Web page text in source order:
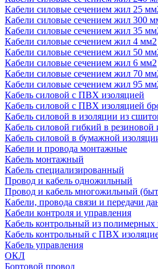
Кабели силовые сечением жил 25
Кабели силовые сечением жил 300
Кабели силовые сечением жил 35
Кабели силовые сечением жил 4 мм2
Кабели силовые сечением жил 50
Кабели силовые сечением жил 6 мм2
Кабели силовые сечением жил 70
Кабели силовые сечением жил 95
Кабель силовой с ПВХ изоляцией
Кабель силовой с ПВХ изоляцией
Кабель силовой в изоляции из
Кабель силовой гибкий в резиновой
Кабель силовой в бумажной
Кабели и провода монтажные
Кабель монтажный
Кабель специализированный
Провод и кабель одножильный
Провод и кабель многожильный
Кабели, провода связи и передачи
Кабели контроля и управления
Кабель контрольный из
Кабель контрольный с ПВХ
Кабель управления
ОКЛ
Бортовой провод